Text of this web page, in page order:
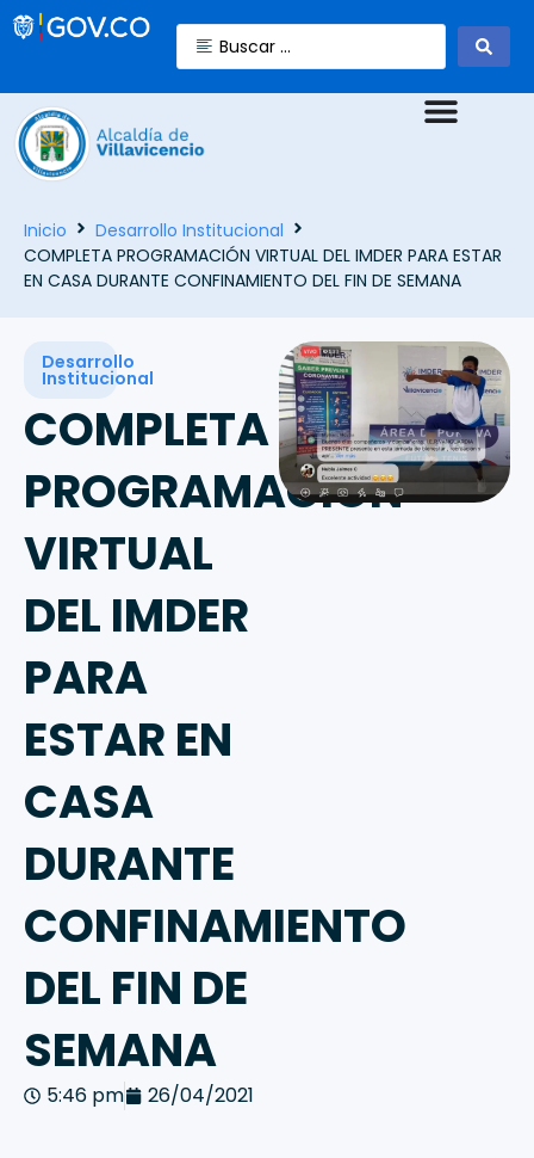
Inicio
Desarrollo Institucional
COMPLETA PROGRAMACIÓN VIRTUAL DEL IMDER PARA ESTAR
EN CASA DURANTE CONFINAMIENTO DEL FIN DE SEMANA
Desarrollo
Institucional
COMPLETA
PROGRAMACIÓN
VIRTUAL
DEL IMDER
PARA
ESTAR EN
CASA
DURANTE
CONFINAMIENTO
DEL FIN DE
SEMANA
5:46 pm 26/04/2021